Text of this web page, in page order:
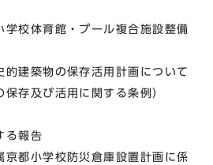
校体育館・プール複合施設整備
建築物の保存活用計画について
保存及び活用に関する条例）
報告
都小学校防災倉庫設置計画に係